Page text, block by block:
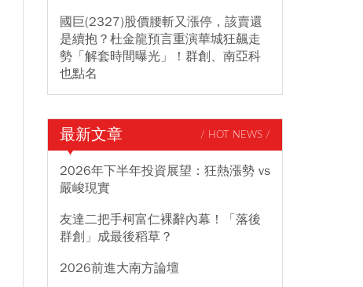
國巨(2327)股價腰斬又漲停，該賣還
是續抱？杜金龍預言重演華城狂飆走
勢「解套時間曝光」！群創、南亞科
也點名
最新文章 / HOT NEWS /
2026年下半年投資展望：狂熱漲勢 vs
嚴峻現實
友達二把手柯富仁裸辭內幕！「落後
群創」成最後稻草？
2026前進大南方論壇